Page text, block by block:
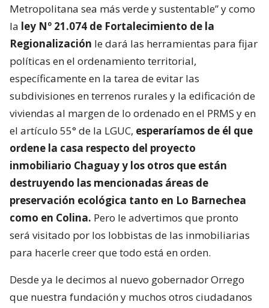
Metropolitana sea más verde y sustentable” y como
la ley Nº 21.074 de Fortalecimiento de la
Regionalización le dará las herramientas para fijar
políticas en el ordenamiento territorial,
específicamente en la tarea de evitar las
subdivisiones en terrenos rurales y la edificación de
viviendas al margen de lo ordenado en el PRMS y en
el artículo 55° de la LGUC, esperaríamos de él que
ordene la casa respecto del proyecto
inmobiliario Chaguay y los otros que están
destruyendo las mencionadas áreas de
preservación ecológica tanto en Lo Barnechea
como en Colina. Pero le advertimos que pronto
será visitado por los lobbistas de las inmobiliarias
para hacerle creer que todo está en orden.
Desde ya le decimos al nuevo gobernador Orrego
que nuestra fundación y muchos otros ciudadanos